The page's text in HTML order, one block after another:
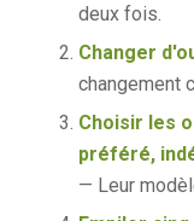
deux fois.
Changer
changement
Choisir les
préféré,
— Leur